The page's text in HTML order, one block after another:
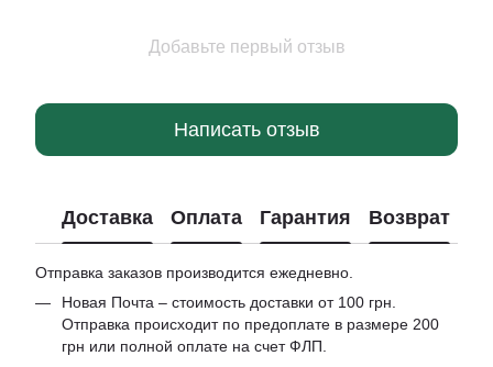
Добавьте первый отзыв
Написать отзыв
Доставка Оплата Гарантия Возврат
Отправка заказов производится ежедневно.
Новая Почта – стоимость доставки от 100 грн.
Отправка происходит по предоплате в размере 200
грн или полной оплате на счет ФЛП.